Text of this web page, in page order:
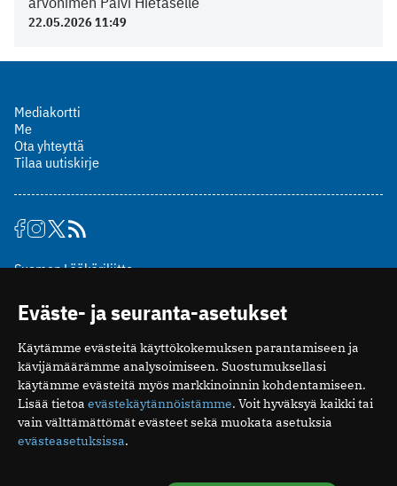
22.05.2026 11:49
Mediakortti
Me
Ota yhteyttä
Tilaa uutiskirje
Suomen Lääkäriliitto
00510 Helsinki
puh. (09) 393 091
toimitus@potilaanlaakarilehti.fi
ISSN 2323-9476
Eväste- ja seuranta-asetukset
Käytämme evästeitä käyttökokemuksen parantamiseen ja
kävijämäärämme analysoimiseen. Suostumuksellasi
käytämme evästeitä myös markkinoinnin kohdentamiseen.
Lisää tietoa evästekäytännöistämme. Voit hyväksyä kaikki tai
vain välttämättömät evästeet sekä muokata asetuksia
evästeasetuksissa.